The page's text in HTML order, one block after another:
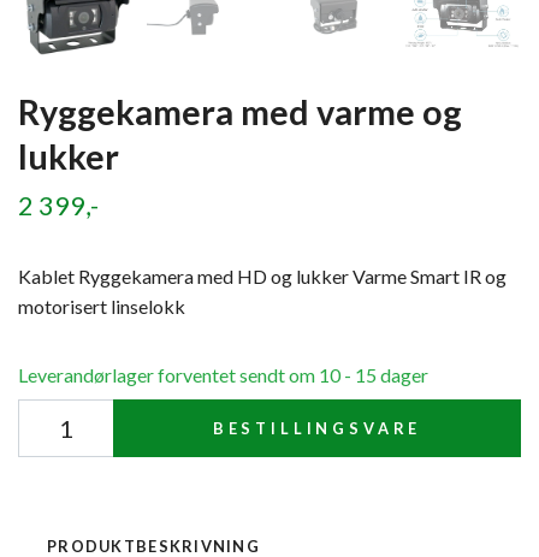
Ryggekamera med varme og
lukker
2 399,-
Kablet Ryggekamera med HD og lukker Varme Smart IR og
motorisert linselokk
Leverandørlager forventet sendt om 10 - 15 dager
BESTILLINGSVARE
PRODUKTBESKRIVNING